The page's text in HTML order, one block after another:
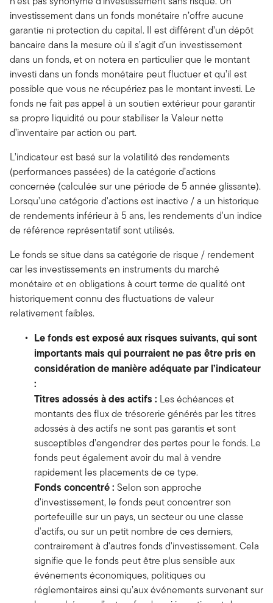
investissement dans un fonds monétaire n’offre aucune
garantie ni protection du capital. Il est différent d’un dépôt
bancaire dans la mesure où il s’agit d’un investissement
dans un fonds, et on notera en particulier que le montant
investi dans un fonds monétaire peut fluctuer et qu’il est
possible que vous ne récupériez pas le montant investi. Le
fonds ne fait pas appel à un soutien extérieur pour garantir
sa propre liquidité ou pour stabiliser la Valeur nette
d’inventaire par action ou part.
L’indicateur est basé sur la volatilité des rendements
(performances passées) de la catégorie d’actions
concernée (calculée sur une période de 5 année glissante).
Lorsqu’une catégorie d'actions est inactive / a un historique
de rendements inférieur à 5 ans, les rendements d'un indice
de référence représentatif sont utilisés.
Le fonds se situe dans sa catégorie de risque / rendement
car les investissements en instruments du marché
monétaire et en obligations à court terme de qualité ont
historiquement connu des fluctuations de valeur
relativement faibles.
Le fonds est exposé aux risques suivants, qui sont
importants mais qui pourraient ne pas être pris en
considération de manière adéquate par l’indicateur
:
Titres adossés à des actifs : Les échéances et
montants des flux de trésorerie générés par les titres
adossés à des actifs ne sont pas garantis et sont
susceptibles d’engendrer des pertes pour le fonds. Le
fonds peut également avoir du mal à vendre
rapidement les placements de ce type.
Fonds concentré : Selon son approche
d'investissement, le fonds peut concentrer son
portefeuille sur un pays, un secteur ou une classe
d'actifs, ou sur un petit nombre de ces derniers,
contrairement à d'autres fonds d'investissement. Cela
signifie que le fonds peut être plus sensible aux
événements économiques, politiques ou
réglementaires ainsi qu’aux événements survenant sur